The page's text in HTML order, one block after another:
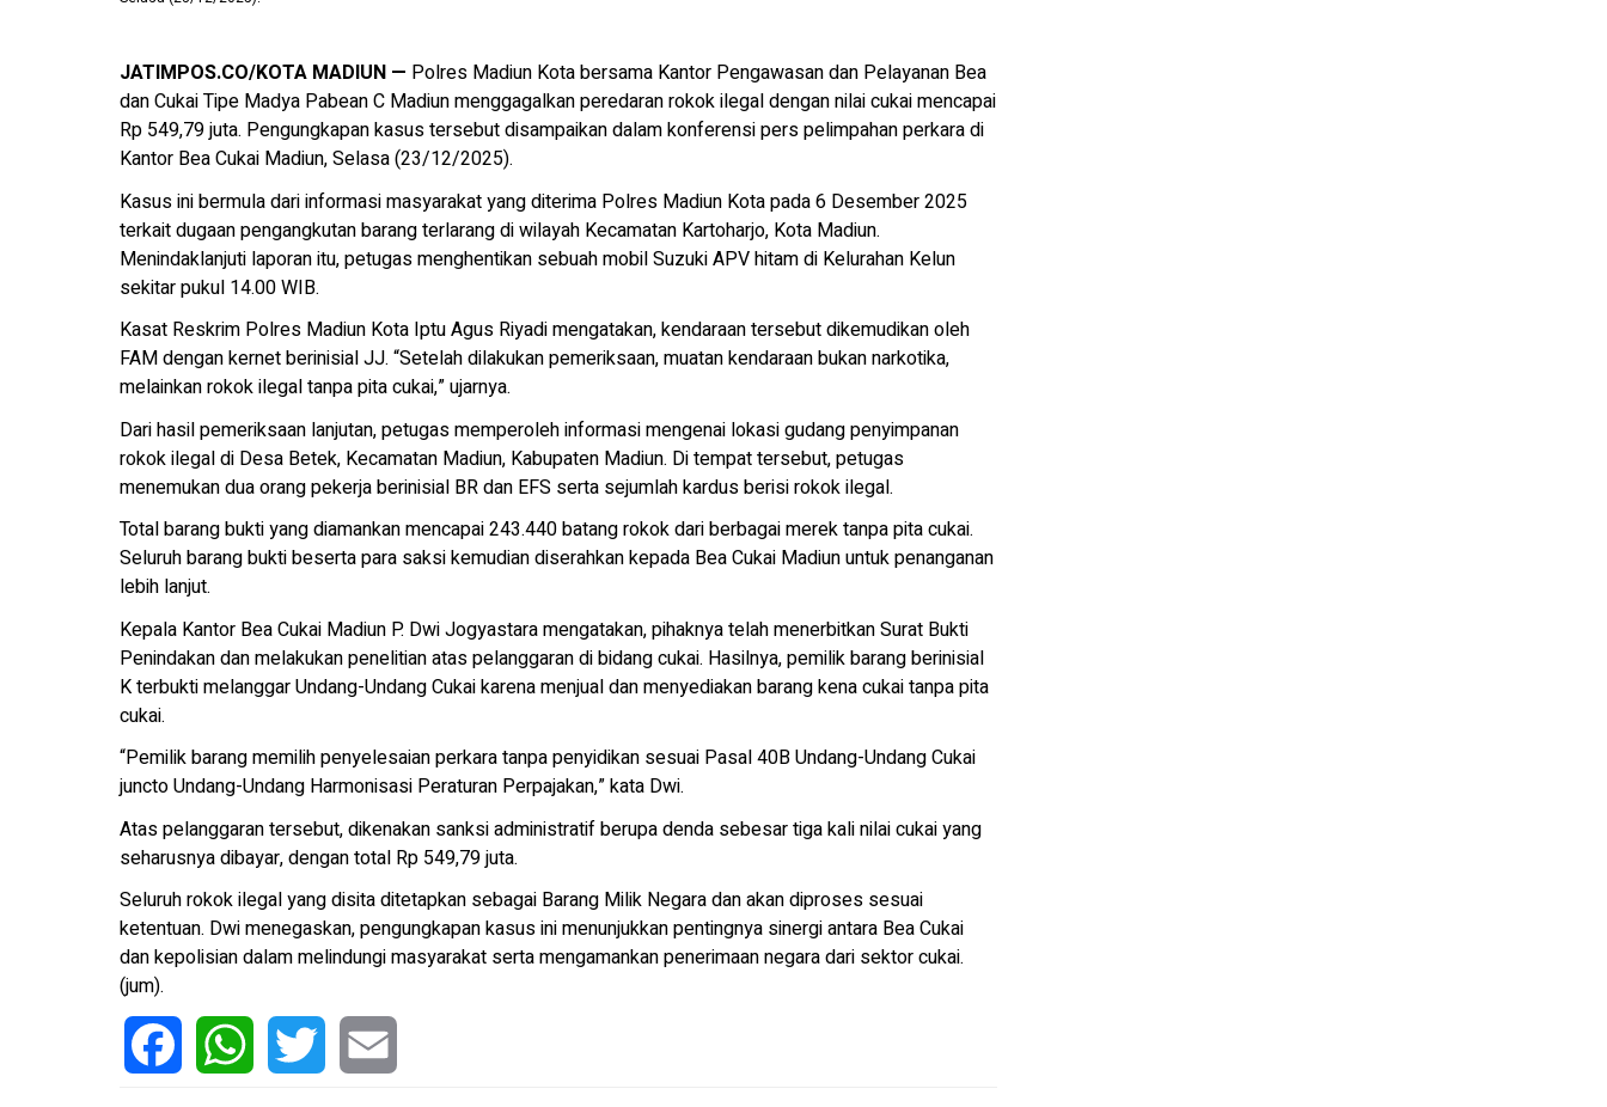
JATIMPOS.CO/KOTA MADIUN — Polres Madiun Kota bersama Kantor Pengawasan dan Pelayanan Bea
dan Cukai Tipe Madya Pabean C Madiun menggagalkan peredaran rokok ilegal dengan nilai cukai mencapai
Rp 549,79 juta. Pengungkapan kasus tersebut disampaikan dalam konferensi pers pelimpahan perkara di
Kantor Bea Cukai Madiun, Selasa (23/12/2025).
Kasus ini bermula dari informasi masyarakat yang diterima Polres Madiun Kota pada 6 Desember 2025
terkait dugaan pengangkutan barang terlarang di wilayah Kecamatan Kartoharjo, Kota Madiun.
Menindaklanjuti laporan itu, petugas menghentikan sebuah mobil Suzuki APV hitam di Kelurahan Kelun
sekitar pukul 14.00 WIB.
Kasat Reskrim Polres Madiun Kota Iptu Agus Riyadi mengatakan, kendaraan tersebut dikemudikan oleh
FAM dengan kernet berinisial JJ. “Setelah dilakukan pemeriksaan, muatan kendaraan bukan narkotika,
melainkan rokok ilegal tanpa pita cukai,” ujarnya.
Dari hasil pemeriksaan lanjutan, petugas memperoleh informasi mengenai lokasi gudang penyimpanan
rokok ilegal di Desa Betek, Kecamatan Madiun, Kabupaten Madiun. Di tempat tersebut, petugas
menemukan dua orang pekerja berinisial BR dan EFS serta sejumlah kardus berisi rokok ilegal.
Total barang bukti yang diamankan mencapai 243.440 batang rokok dari berbagai merek tanpa pita cukai.
Seluruh barang bukti beserta para saksi kemudian diserahkan kepada Bea Cukai Madiun untuk penanganan
lebih lanjut.
Kepala Kantor Bea Cukai Madiun P. Dwi Jogyastara mengatakan, pihaknya telah menerbitkan Surat Bukti
Penindakan dan melakukan penelitian atas pelanggaran di bidang cukai. Hasilnya, pemilik barang berinisial
K terbukti melanggar Undang-Undang Cukai karena menjual dan menyediakan barang kena cukai tanpa pita
cukai.
“Pemilik barang memilih penyelesaian perkara tanpa penyidikan sesuai Pasal 40B Undang-Undang Cukai
juncto Undang-Undang Harmonisasi Peraturan Perpajakan,” kata Dwi.
Atas pelanggaran tersebut, dikenakan sanksi administratif berupa denda sebesar tiga kali nilai cukai yang
seharusnya dibayar, dengan total Rp 549,79 juta.
Seluruh rokok ilegal yang disita ditetapkan sebagai Barang Milik Negara dan akan diproses sesuai
ketentuan. Dwi menegaskan, pengungkapan kasus ini menunjukkan pentingnya sinergi antara Bea Cukai
dan kepolisian dalam melindungi masyarakat serta mengamankan penerimaan negara dari sektor cukai.
(jum).